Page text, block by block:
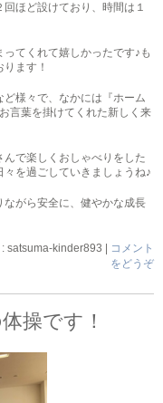
ほど設けており、時間は１
てくれて嬉しかったです♪も
ます！
様々で、なかには『ホーム
言葉を掛けてくれた新しく来
で楽しくおしゃべりをした
を過ごしていきましょうね♪
ながら安全に、健やかな成長
satsuma-kinder893
コメント
をどうぞ
操です！